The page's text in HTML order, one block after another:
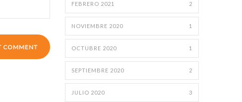
FEBRERO 2021 2
NOVIEMBRE 2020 1
OCTUBRE 2020 1
SEPTIEMBRE 2020 2
JULIO 2020 3